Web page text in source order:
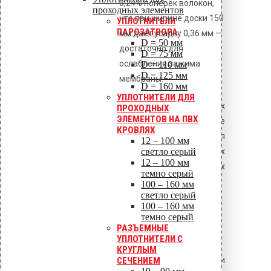
проходных элементов
УПЛОТНИТЕЛИ
ПАРОЗАТВОРА
D = 50 мм
D = 75 мм
D = 110 мм
D = 125 мм
D = 160 мм
УПЛОТНИТЕЛИ ДЛЯ
ПРОХОДНЫХ
ЭЛЕМЕНТОВ НА ПВХ
КРОВЛЯХ
12 – 100 мм
светло серый
12 – 100 мм
темно серый
100 – 160 мм
светло серый
100 – 160 мм
темно серый
РАЗЪЕМНЫЕ
УПЛОТНИТЕЛИ С
КРУГЛЫМ
СЕЧЕНИЕМ
0,24% поперёк волокон,
что при ширине доски 150
мм даёт усадку 0,36 мм —
достаточно для
ослабления зажима
мембраны.
При сезонных колебаниях
влажности (отапливаемые
здания) рекомендуется
применение телескопических
дюбелей, компенсирующих
4. Коррозионная защита
крепежа в контакте с
древесиной
Древесина, особенно дуб и